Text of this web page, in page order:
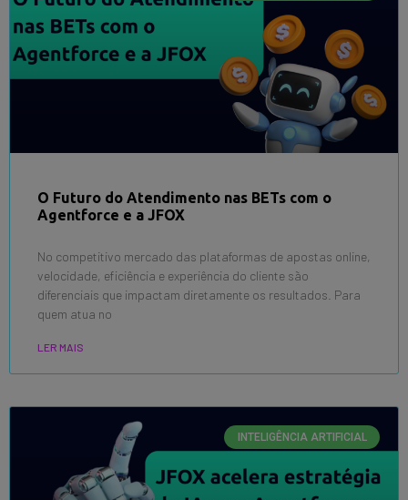
O Futuro do Atendimento nas BETs com o
Agentforce e a JFOX
No competitivo mercado das plataformas de apostas online,
velocidade, eficiência e experiência do cliente são
diferenciais que impactam diretamente os resultados. Para
quem atua no
LER MAIS
INTELIGÊNCIA ARTIFICIAL